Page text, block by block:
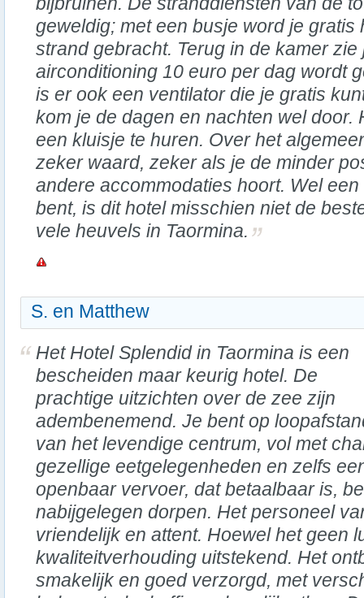
geweldig; met een busje word je gratis
strand gebracht. Terug in de kamer zie
airconditioning 10 euro per dag wordt
is er ook een ventilator die je gratis
kom je de dagen en nachten wel door.
een kluisje te huren. Over het
zeker waard, zeker als je de minder
andere accommodaties hoort. Wel
bent, is dit hotel misschien niet de
vele heuvels in Taormina.
S. en Matthew
Het Hotel Splendid in Taormina is een
bescheiden maar keurig hotel. De
prachtige uitzichten over de zee zijn
adembenemend. Je bent op
van het levendige centrum, vol met
gezellige eetgelegenheden en zelfs
openbaar vervoer, dat betaalbaar is,
nabijgelegen dorpen. Het personeel
vriendelijk en attent. Hoewel het geen
kwaliteitverhouding uitstekend. Het
smakelijk en goed verzorgd, met